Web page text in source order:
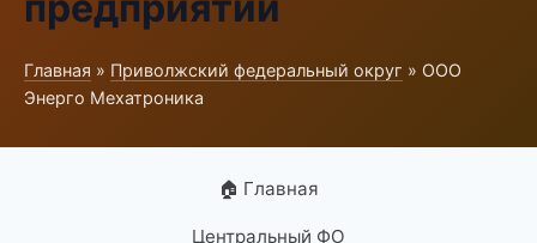
Главная » Приволжский федеральный округ » ООО
Энерго Мехатроника
🏠 Главная
Центральный ФО